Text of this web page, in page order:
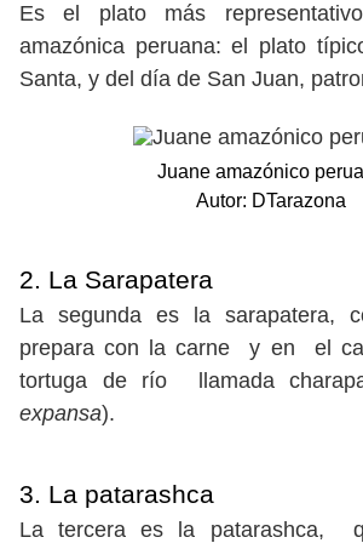
Es el plato más
amazónica peruana: el plato
Santa, y del día de San Juan,
Juane amazónico
Autor: DTarazona
2. La Sarapatera
La segunda es la sarapatera,
prepara con la carne y en el
tortuga de río llamada
expansa).
3. La patarashca
La tercera es la patarashca,